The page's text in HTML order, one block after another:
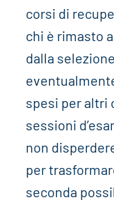
corsi di
chi è rimasto a
dalla
spesi per altri
sessioni
non
per
seconda